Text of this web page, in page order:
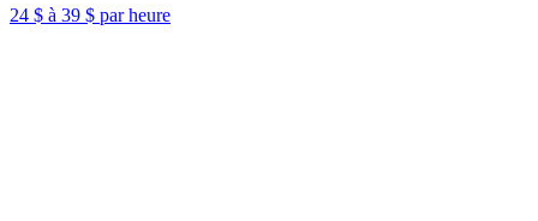
24 $ à 39 $ par heure